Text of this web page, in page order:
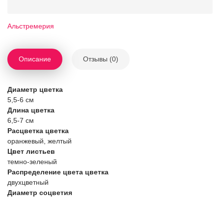
Альстремерия
Описание Отзывы (0)
Диаметр цветка
5,5-6 см
Длина цветка
6,5-7 см
Расцветка цветка
оранжевый, желтый
Цвет листьев
темно-зеленый
Распределение цвета цветка
двухцветный
Диаметр соцветия